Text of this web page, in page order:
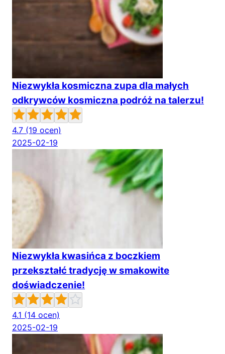
Niezwykła kosmiczna zupa dla małych
odkrywców kosmiczna podróż na talerzu!
4.7 (19 ocen)
2025-02-19
Niezwykła kwasińca z boczkiem
przekształć tradycję w smakowite
doświadczenie!
4.1 (14 ocen)
2025-02-19